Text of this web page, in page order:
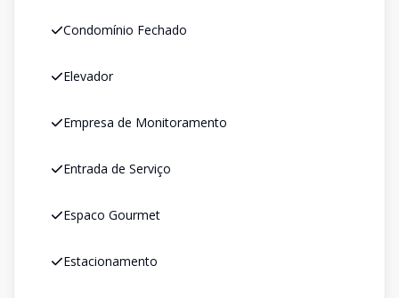
Condomínio Fechado
Elevador
Empresa de Monitoramento
Entrada de Serviço
Espaco Gourmet
Estacionamento